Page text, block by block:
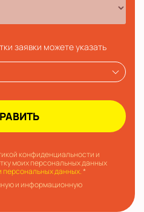
заявки можете указать
конфиденциальности и
моих персональных данных
персональных данных.*
и информационную